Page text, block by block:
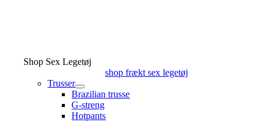
Shop Sex Legetøj
shop frækt sex legetøj
Trusser
Brazilian trusse
G-streng
Hotpants